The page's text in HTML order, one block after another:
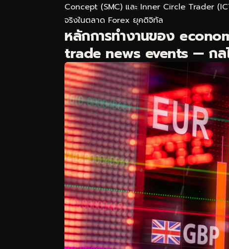
Concept (SMC) และ Inner Circle Trader
จริงในตลาด Forex ยุคดิจิทัล
หลักการทำงานของ
trade news events — กล